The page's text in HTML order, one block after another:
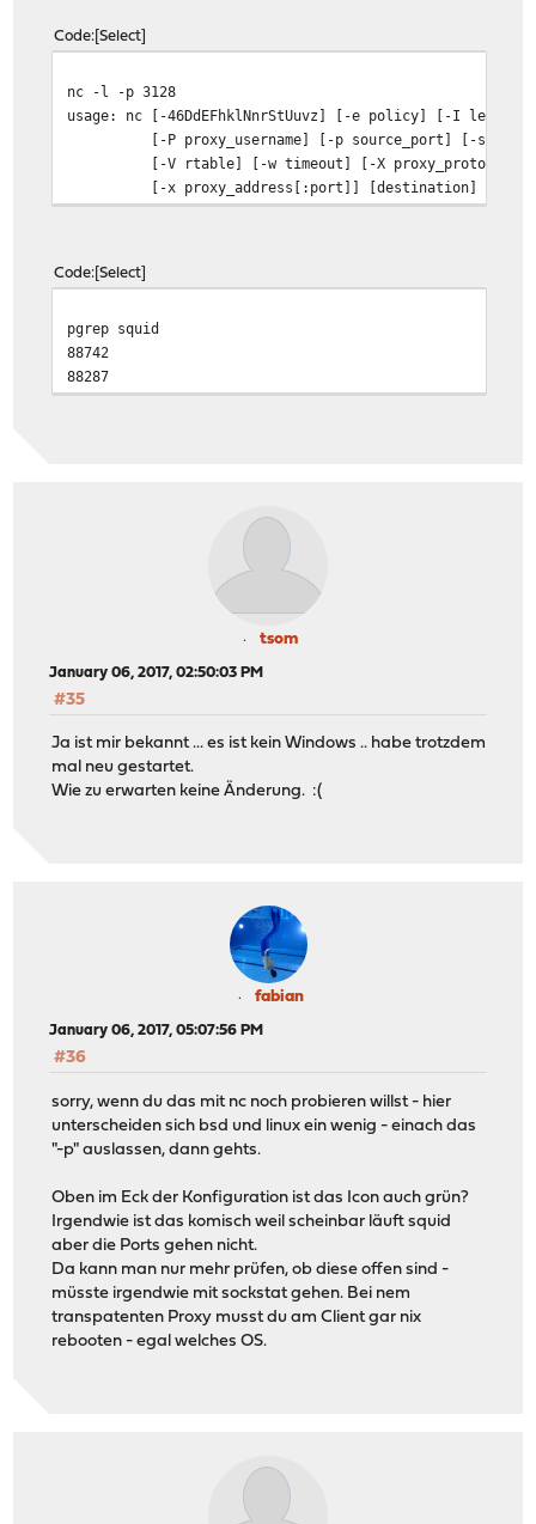
Code Select
nc -l -p 3128
usage: nc [-46DdEFhklNnrStUuvz] [-e policy] [-I
[-P proxy_username] [-p source_port] [-s
[-V rtable] [-w timeout] [-X proxy_protocol]
[-x proxy_address[:port]] [destination] [port]
Code Select
pgrep squid
88742
88287
tsom
January 06, 2017, 02:50:03 PM
#35
Ja ist mir bekannt ... es ist kein Windows .. habe trotzdem
mal neu gestartet.
Wie zu erwarten keine Änderung. :(
fabian
January 06, 2017, 05:07:56 PM
#36
sorry, wenn du das mit nc noch probieren willst - hier
unterscheiden sich bsd und linux ein wenig - einach das
"-p" auslassen, dann gehts.
Oben im Eck der Konfiguration ist das Icon auch grün?
Irgendwie ist das komisch weil scheinbar läuft squid
aber die Ports gehen nicht.
Da kann man nur mehr prüfen, ob diese offen sind -
müsste irgendwie mit sockstat gehen. Bei nem
transpatenten Proxy musst du am Client gar nix
rebooten - egal welches OS.